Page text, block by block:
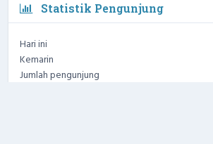
Statistik Pengunjung
Hari ini
Kemarin
Jumlah pengunjung